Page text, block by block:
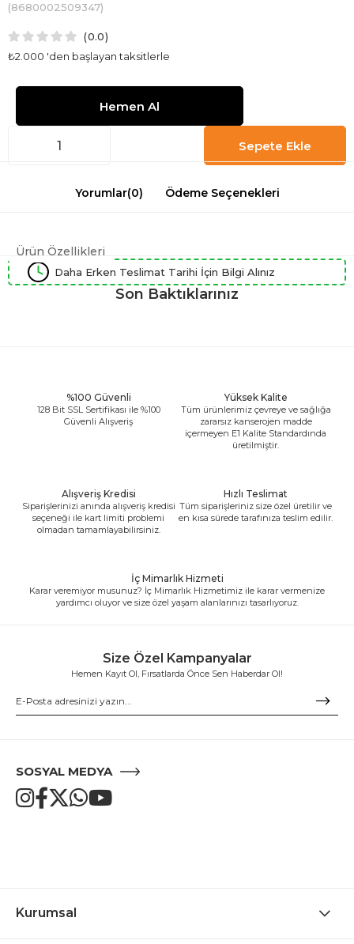
(8680002509347)
0.0
₺2.000 'den başlayan taksitlerle
Yorumlar(0) Ödeme Seçenekleri
Ürün Özellikleri
Daha Erken Teslimat Tarihi İçin Bilgi Alınız
Son Baktıklarınız
%100 Güvenli
128 Bit SSL Sertifikası ile %100
Güvenli Alışveriş
Yüksek Kalite
Tüm ürünlerimiz çevreye ve sağlığa
zararsız kanserojen madde
içermeyen E1 Kalite Standardında
üretilmiştir.
Alışveriş Kredisi
Siparişlerinizi anında alışveriş kredisi
seçeneği ile kart limiti problemi
olmadan tamamlayabilirsiniz.
Hızlı Teslimat
Tüm siparişleriniz size özel üretilir ve
en kısa sürede tarafınıza teslim edilir.
İç Mimarlık Hizmeti
Karar veremiyor musunuz? İç Mimarlık Hizmetimiz ile karar vermenize
yardımcı oluyor ve size özel yaşam alanlarınızı tasarlıyoruz.
Size Özel Kampanyalar
Hemen Kayıt Ol, Fırsatlarda Önce Sen Haberdar Ol!
SOSYAL MEDYA
Kurumsal